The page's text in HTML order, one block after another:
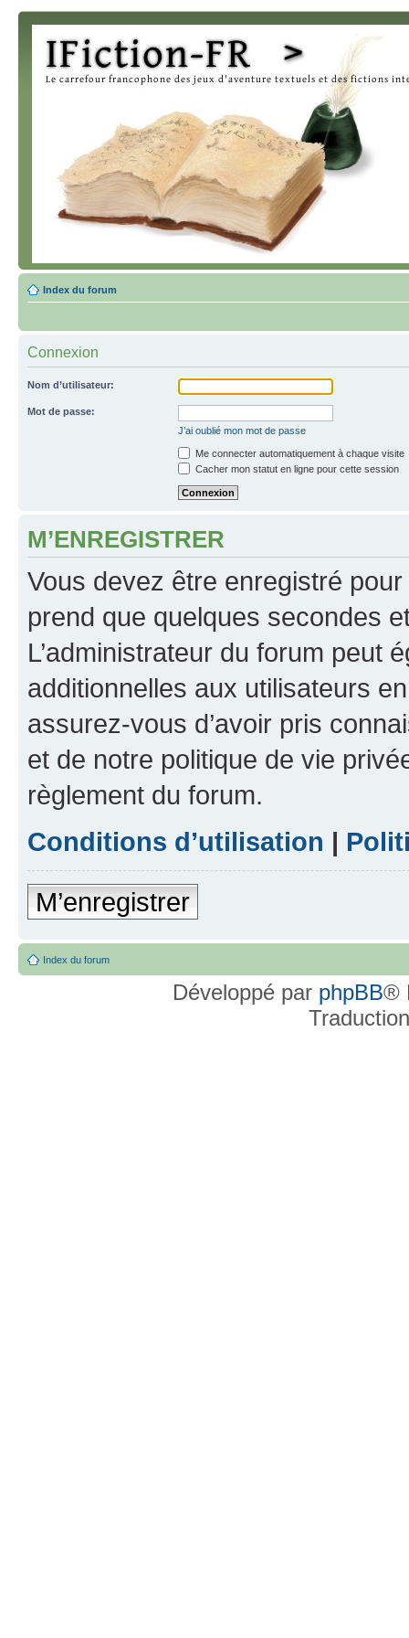
Index du forum
Connexion
Nom d’utilisateur:
Mot de passe:
J’ai oublié mon mot de passe
Me connecter automatiquement à chaque visite
Cacher mon statut en ligne pour cette session
M’ENREGISTRER
Vous devez être enregistré
prend que quelques secondes
L’administrateur du forum peut
additionnelles aux utilisateurs
assurez-vous d’avoir pris
et de notre politique de vie
règlement du forum.
Conditions d’utilisation |
M’enregistrer
Index du forum
Développé par phpBB®